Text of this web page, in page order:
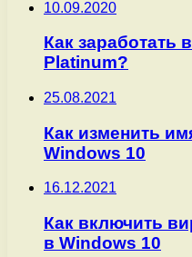
10.09.2020
Как заработать
Platinum?
25.08.2021
Как изменить
Windows 10
16.12.2021
Как включить
в Windows 10